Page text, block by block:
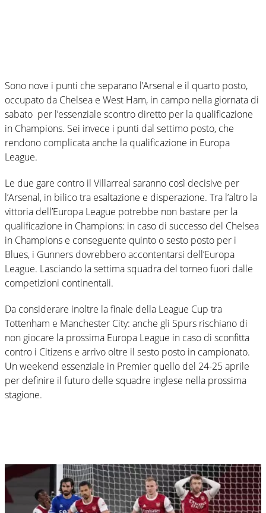
Sono nove i punti che separano l’Arsenal e il quarto posto,
occupato da Chelsea e West Ham, in campo nella giornata di
sabato per l’essenziale scontro diretto per la qualificazione
in Champions. Sei invece i punti dal settimo posto, che
rendono complicata anche la qualificazione in Europa
League.
Le due gare contro il Villarreal saranno così decisive per
l’Arsenal, in bilico tra esaltazione e disperazione. Tra l’altro la
vittoria dell’Europa League potrebbe non bastare per la
qualificazione in Champions: in caso di successo del Chelsea
in Champions e conseguente quinto o sesto posto per i
Blues, i Gunners dovrebbero accontentarsi dell’Europa
League. Lasciando la settima squadra del torneo fuori dalle
competizioni continentali.
Da considerare inoltre la finale della League Cup tra
Tottenham e Manchester City: anche gli Spurs rischiano di
non giocare la prossima Europa League in caso di sconfitta
contro i Citizens e arrivo oltre il sesto posto in campionato.
Un weekend essenziale in Premier quello del 24-25 aprile
per definire il futuro delle squadre inglese nella prossima
stagione.